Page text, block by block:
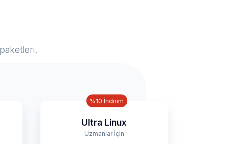
%10 İndirim
Ultra Linux
Uzmanlar İçin